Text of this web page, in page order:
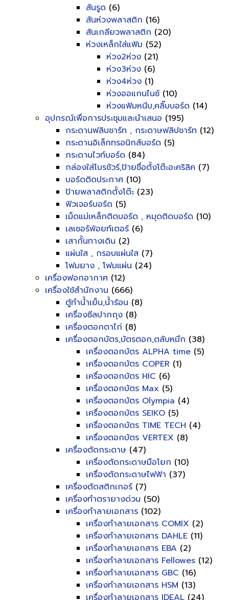
สันรูด (6)
สันห่วงพลาสติก (16)
สันเกลียวพลาสติก (20)
ห่วงเหล็กใส่แฟ้ม (52)
ห่วง2ห่วง (21)
ห่วง3ห่วง (6)
ห่วง4ห่วง (1)
ห่วงออแกนไนซ์ (10)
ห่วงแฟ้มหนีบ,คลิ๊บบอร์ด (14)
อุปกรณ์เพื่อการประชุมและนำเสนอ (195)
กระดานฟลิบชาร์ท , กระดาษฟลิปชาร์ท (12)
กระดานอิเล็กทรอนิกส์บอร์ด (5)
กระดานไวท์บอร์ด (84)
กล่องใส่โบรชัวร์,ป้ายชื่อตั้งโต๊ะอะคริลิค (7)
บอร์ดติดประกาศ (10)
ป้ายพลาสติกตั้งโต๊ะ (23)
ฟิวเจอร์บอร์ด (5)
เม็ดแม่เหล็กติดบอร์ด , หมุดติดบอร์ด (10)
เลเซอร์พ้อยท์เตอร์ (6)
เสากั้นทางเดิน (2)
แผ่นใส , กรอบแผ่นใส (7)
โฟมยาง , โฟมแผ่น (24)
เครื่องฟอกอากาศ (12)
เครื่องใช้สำนักงาน (666)
ตู้ทำน้ำเย็น,น้ำร้อน (8)
เครื่องซีลปากถุง (8)
เครื่องตอกตาไก่ (8)
เครื่องตอกบัตร,บัตรตอก,ตลับหมึก (38)
เครื่องตอกบัตร ALPHA time (5)
เครื่องตอกบัตร COPER (1)
เครื่องตอกบัตร HIC (6)
เครื่องตอกบัตร Max (5)
เครื่องตอกบัตร Olympia (4)
เครื่องตอกบัตร SEIKO (5)
เครื่องตอกบัตร TIME TECH (4)
เครื่องตอกบัตร VERTEX (8)
เครื่องตัดกระดาษ (47)
เครื่องตัดกระดาษมือโยก (10)
เครื่องตัดกระดาษไฟฟ้า (37)
เครื่องตัดสติกเกอร์ (7)
เครื่องทำตรายางด่วน (50)
เครื่องทำลายเอกสาร (102)
เครื่องทำลายเอกสาร COMIX (2)
เครื่องทำลายเอกสาร DAHLE (11)
เครื่องทำลายเอกสาร EBA (2)
เครื่องทำลายเอกสาร Fellowes (12)
เครื่องทำลายเอกสาร GBC (16)
เครื่องทำลายเอกสาร HSM (13)
เครื่องทำลายเอกสาร IDEAL (24)